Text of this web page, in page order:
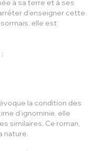
à sa terre et à ses
d’enseigner cette
elle est
:
évoque la condition des
d’ignominie, elle
similaires. Ce roman,
nature.